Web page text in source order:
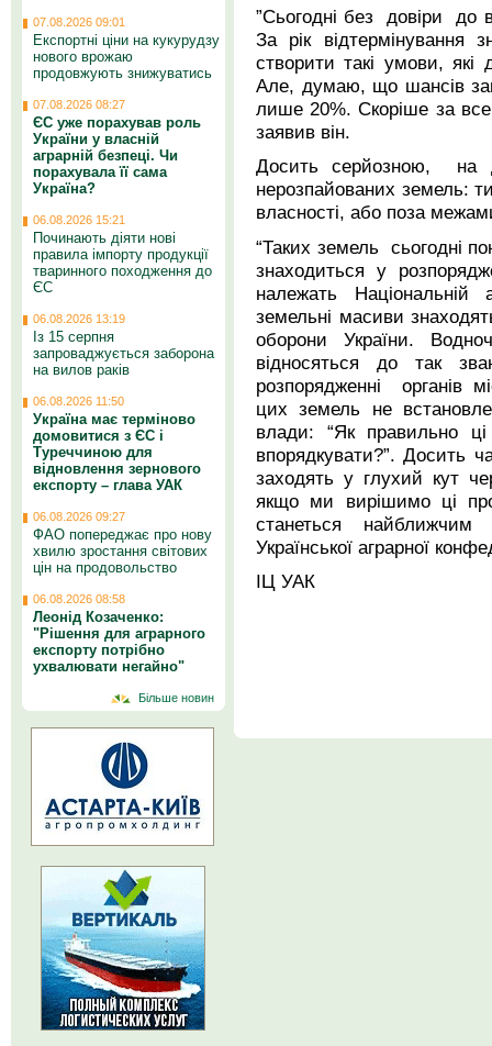
”Cьогодні без довіри
За рік
створити такі умови, які
Але, думаю, що шансів
лише 20%. Скоріше за
заявив він.
Досить серйозною, на
нерозпайованих земель:
власності, або поза
“Таких земель сьогодні
знаходиться у
належать
земельні масиви
оборони України.
відносяться до так
розпорядженні органів
цих земель не
влади: “Як правильно
впорядкувати?”. Досить
заходять у глухий кут
якщо ми вирішимо ці
станеться
Української аграрної
ІЦ УАК
07.08.2026 09:01
Експортні ціни на кукурудзу
нового врожаю
продовжують знижуватись
07.08.2026 08:27
ЄС уже порахував роль
України у власній
аграрній безпеці. Чи
порахувала її сама
Україна?
06.08.2026 15:21
Починають діяти нові
правила імпорту продукції
тваринного походження до
ЄС
06.08.2026 13:19
Із 15 серпня
запроваджується заборона
на вилов раків
06.08.2026 11:50
Україна має терміново
домовитися з ЄС і
Туреччиною для
відновлення зернового
експорту – глава УАК
06.08.2026 09:27
ФАО попереджає про нову
хвилю зростання світових
цін на продовольство
06.08.2026 08:58
Леонід Козаченко:
"Рішення для аграрного
експорту потрібно
ухвалювати негайно"
Більше новин